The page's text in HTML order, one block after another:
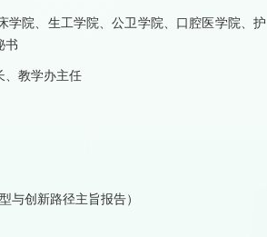
学院、生工学院、公卫学院、口腔医学院、护
书
、教学办主任
与创新路径主旨报告）